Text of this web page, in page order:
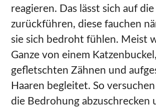
reagieren. Das lässt sich auf
zurückführen, diese fauchen
sie sich bedroht fühlen. Meist
Ganze von einem Katzenbuckel,
gefletschten Zähnen und
Haaren begleitet. So
die Bedrohung abzuschrecken